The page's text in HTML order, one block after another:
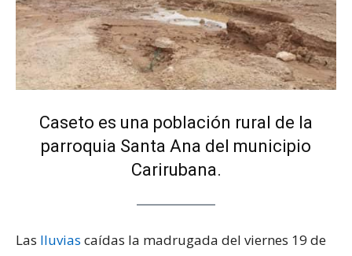
Caseto es una población rural de la
parroquia Santa Ana del municipio
Carirubana.
Las lluvias caídas la madrugada del viernes 19 de